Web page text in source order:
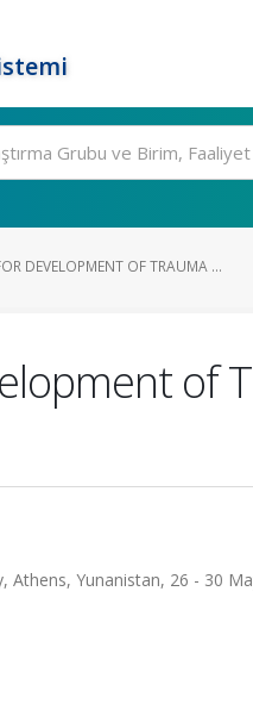
DEVELOPMENT OF TRAUMA ...
of
Yunanistan, 26 - 30